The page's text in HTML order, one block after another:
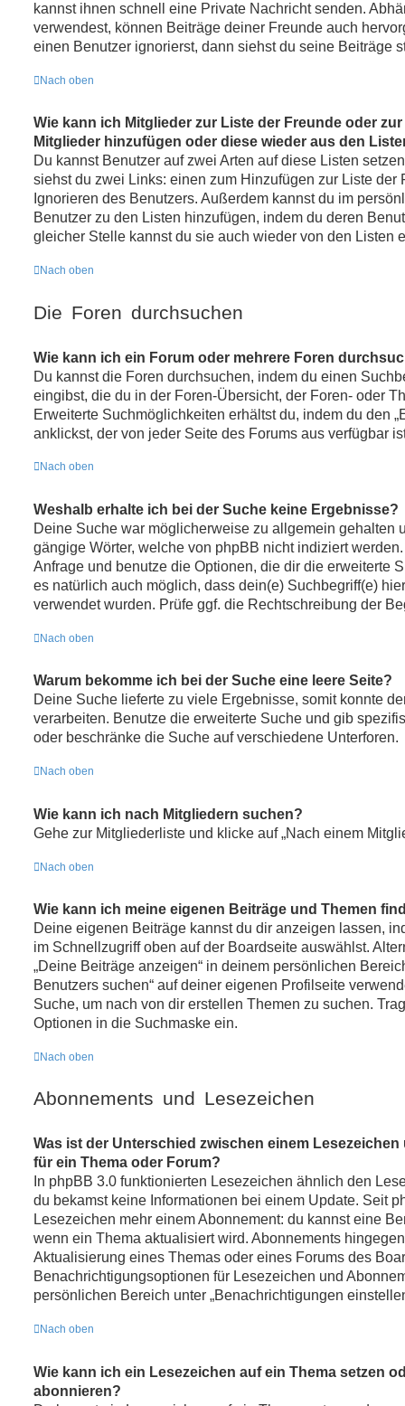
kannst ihnen schnell eine Private Nachricht senden.
verwendest, können Beiträge deiner Freunde auch
einen Benutzer ignorierst, dann siehst du seine Beiträge
Nach oben
Wie kann ich Mitglieder zur Liste der Freunde oder
Mitglieder hinzufügen oder diese wieder aus den
Du kannst Benutzer auf zwei Arten auf diese Listen
siehst du zwei Links: einen zum Hinzufügen zur Liste der
Ignorieren des Benutzers. Außerdem kannst du im
Benutzer zu den Listen hinzufügen, indem du deren
gleicher Stelle kannst du sie auch wieder von den Listen
Nach oben
Die Foren durchsuchen
Wie kann ich ein Forum oder mehrere Foren
Du kannst die Foren durchsuchen, indem du einen
eingibst, die du in der Foren-Übersicht, der Foren- oder
Erweiterte Suchmöglichkeiten erhältst du, indem du den
anklickst, der von jeder Seite des Forums aus verfügbar
Nach oben
Weshalb erhalte ich bei der Suche keine Ergebnisse?
Deine Suche war möglicherweise zu allgemein gehalten
gängige Wörter, welche von phpBB nicht indiziert
Anfrage und benutze die Optionen, die dir die erweiterte
es natürlich auch möglich, dass dein(e) Suchbegriff(e)
verwendet wurden. Prüfe ggf. die Rechtschreibung der
Nach oben
Warum bekomme ich bei der Suche eine leere Seite?
Deine Suche lieferte zu viele Ergebnisse, somit konnte
verarbeiten. Benutze die erweiterte Suche und gib
oder beschränke die Suche auf verschiedene Unterforen.
Nach oben
Wie kann ich nach Mitgliedern suchen?
Gehe zur Mitgliederliste und klicke auf „Nach einem
Nach oben
Wie kann ich meine eigenen Beiträge und Themen
Deine eigenen Beiträge kannst du dir anzeigen lassen,
im Schnellzugriff oben auf der Boardseite auswählst.
„Deine Beiträge anzeigen“ in deinem persönlichen
Benutzers suchen“ auf deiner eigenen Profilseite
Suche, um nach von dir erstellen Themen zu suchen.
Optionen in die Suchmaske ein.
Nach oben
Abonnements und Lesezeichen
Was ist der Unterschied zwischen einem
für ein Thema oder Forum?
In phpBB 3.0 funktionierten Lesezeichen ähnlich den
du bekamst keine Informationen bei einem Update. Seit
Lesezeichen mehr einem Abonnement: du kannst eine
wenn ein Thema aktualisiert wird. Abonnements
Aktualisierung eines Themas oder eines Forums des
Benachrichtigungsoptionen für Lesezeichen und
persönlichen Bereich unter „Benachrichtigungen
Nach oben
Wie kann ich ein Lesezeichen auf ein Thema setzen
abonnieren?